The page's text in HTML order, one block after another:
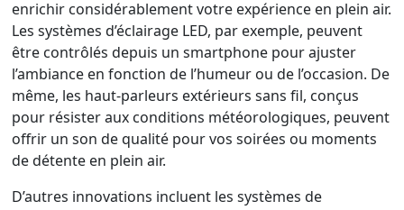
enrichir considérablement votre expérience en plein air.
Les systèmes d’éclairage LED, par exemple, peuvent
être contrôlés depuis un smartphone pour ajuster
l’ambiance en fonction de l’humeur ou de l’occasion. De
même, les haut-parleurs extérieurs sans fil, conçus
pour résister aux conditions météorologiques, peuvent
offrir un son de qualité pour vos soirées ou moments
de détente en plein air.
D’autres innovations incluent les systèmes de